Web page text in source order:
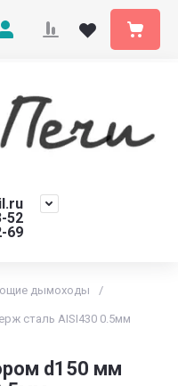
52
69
дымоходы
/
сталь AISI430 0.5мм
d150 мм